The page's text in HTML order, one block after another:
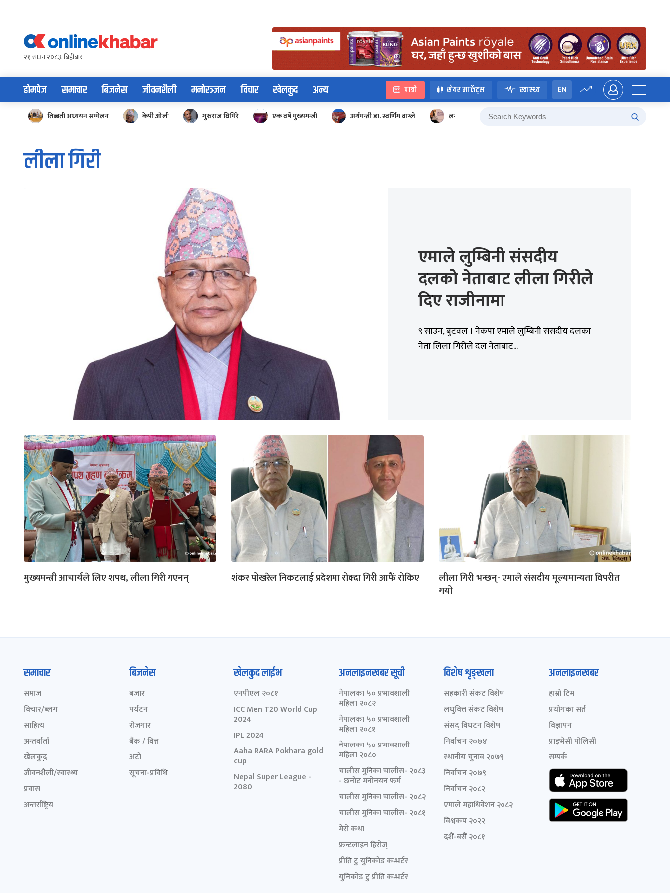
content२१ साउन २०८३, बिहीबार
होमपेज समाचार बिजनेस जीवनशैली मनोरञ्जन विचार खेलकुद अन्य पात्रो सेयर मार्केट्स स्वास्थ्य EN
तिब्बती अध्ययन सम्मेलन केपी ओली गुरुराज घिमिरे एक वर्षे मुख्यमन्त्री अर्थमन्त्री डा. स्वर्णिम वाग्ले लगानी बोर्ड
लीला गिरी
एमाले लुम्बिनी संसदीय
दलको नेताबाट लीला गिरीले
दिए राजीनामा
९ साउन, बुटवल । नेकपा एमाले लुम्बिनी संसदीय दलका
नेता लिला गिरीले दल नेताबाट...
मुख्यमन्त्री आचार्यले लिए शपथ, लीला गिरी गएनन् शंकर पोखरेल निकटलाई प्रदेशमा रोक्दा गिरी आफैं रोकिए
लीला गिरी भन्छन्- एमाले संसदीय मूल्यमान्यता विपरीत
गयो
समाचार
समाज
विचार/ब्लग
साहित्य
अन्तर्वार्ता
खेलकुद़़
जीवनशैली/स्वास्थ्य
प्रवास
अन्तर्राष्ट्रिय
बिजनेस
बजार
पर्यटन
रोजगार
बैंक / वित्त
अटो
सूचना-प्रविधि
खेलकुद लाईभ
एनपीएल २०८१
ICC Men T20 World Cup
2024
IPL 2024
Aaha RARA Pokhara gold
cup
Nepal Super League -
2080
अनलाइनखबर सूची
नेपालका ५० प्रभावशाली
महिला २०८२
नेपालका ५० प्रभावशाली
महिला २०८१
नेपालका ५० प्रभावशाली
महिला २०८०
चालीस मुनिका चालीस- २०८३
- छनोट मनोनयन फर्म
चालीस मुनिका चालीस- २०८२
चालीस मुनिका चालीस- २०८१
मेरो कथा
फ्रन्टलाइन हिरोज्
प्रीति टु युनिकोड कन्भर्टर
युनिकोड टु प्रीति कन्भर्टर
विशेष शृङ्खला
सहकारी संकट विशेष
लघुवित्त संकट विशेष
संसद् विघटन विशेष
निर्वाचन २०७४
स्थानीय चुनाव २०७९
निर्वाचन २०७९
निर्वाचन २०८२
एमाले महाधिवेशन २०८२
विश्वकप २०२२
दशैं-बसैं २०८१
अनलाइनखबर
हाम्रो टिम
प्रयोगका सर्त
विज्ञापन
प्राइभेसी पोलिसी
सम्पर्क